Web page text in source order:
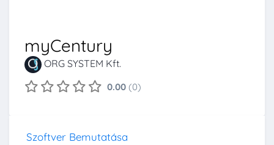
myCentury
ORG SYSTEM Kft.
0.00 (0)
Szoftver Bemutatása